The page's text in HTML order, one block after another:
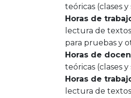
teóricas (clases
Horas de
lectura de
para pruebas y
Horas de
teóricas (clases
Horas de
lectura de